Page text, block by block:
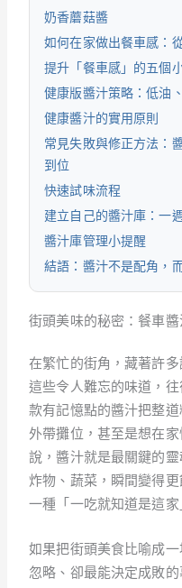
奶香蘑菇醬
如何在家做出餐車感：
提升「餐車感」的五個
健康版醬汁策略：低油
健康醬汁的實用原則
常見失敗與修正方法：
到位
快速試味流程
建立自己的醬汁庫：一
醬汁庫管理小提醒
結語：醬汁不是配角，
街頭美味的秘密：餐車
在繁忙的街角，藏著許
這些令人難忘的味道，
款有記憶點的醬汁把整
外帶攤位，甚至是想在
說，醬汁就是最關鍵的
炸物、蔬菜，瞬間變得
一種「一吃就知道是這家
如果把街頭美食比喻成
忽略、卻最能決定成敗